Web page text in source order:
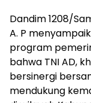
Dandim 1208/
A. P
program
bahwa TNI AD,
bersinergi
mendukung